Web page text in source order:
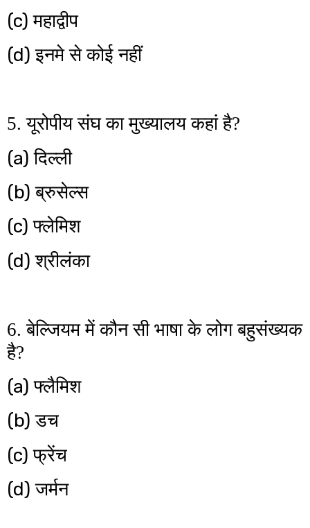
(c)महाद्वीप
(d)इनमे से कोई नहीं
5. यूरोपीय संघ का मुख्यालय कहां है?
(a)दिल्ली
(b)ब्रुसेल्स
(c)फ्लेमिश
(d)श्रीलंका
6. बेल्जियम में कौन सी भाषा के लोग बहुसंख्यक
है?
(a)फ्लैमिश
(b)डच
(c)फ्रेंच
(d)जर्मन